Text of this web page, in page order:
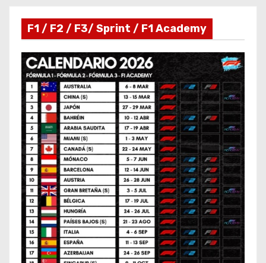
F1 / F2 / F3/ Sprint / F1 Academy